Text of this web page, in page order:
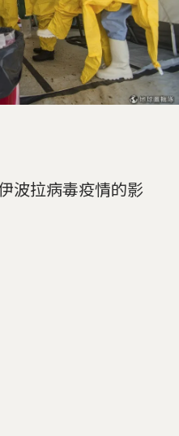
波拉病毒疫情的影